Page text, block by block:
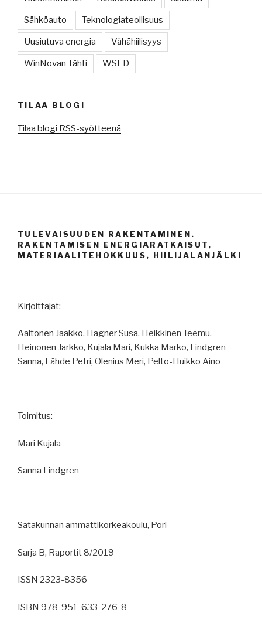
Sähköauto Teknologiateollisuus
Uusiutuva energia Vähähiilisyys
WinNovan Tähti WSED
TILAA BLOGI
Tilaa blogi RSS-syötteenä
TULEVAISUUDEN RAKENTAMINEN.
RAKENTAMISEN ENERGIARATKAISUT,
MATERIAALITEHOKKUUS, HIILIJALANJÄLKI
Kirjoittajat:
Aaltonen Jaakko, Hagner Susa, Heikkinen Teemu,
Heinonen Jarkko, Kujala Mari, Kukka Marko, Lindgren
Sanna, Lähde Petri, Olenius Meri, Pelto-Huikko Aino
Toimitus:
Mari Kujala
Sanna Lindgren
Satakunnan ammattikorkeakoulu, Pori
Sarja B, Raportit 8/2019
ISSN 2323-8356
ISBN 978-951-633-276-8